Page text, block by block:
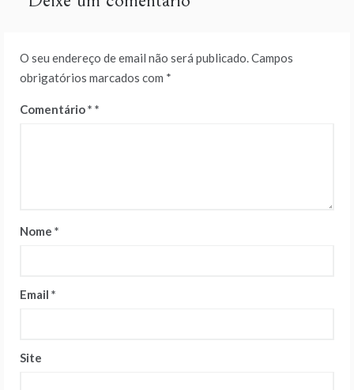
O seu endereço de email não será publicado.Campos
obrigatórios marcados com *
Comentário*
Nome *
Email *
Site